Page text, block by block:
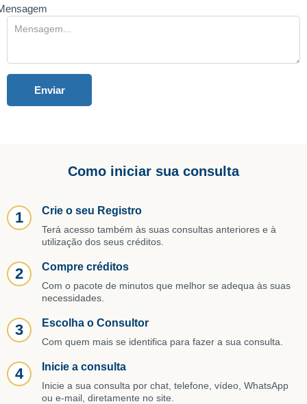
Enviar
Como iniciar sua consulta
1 Crie o seu Registro
Terá acesso também às suas consultas anteriores e à
utilização dos seus créditos.
2 Compre créditos
Com o pacote de minutos que melhor se adequa às suas
necessidades.
3 Escolha o Consultor
Com quem mais se identifica para fazer a sua consulta.
4 Inicie a consulta
Inicie a sua consulta por chat, telefone, vídeo, WhatsApp
ou e-mail, diretamente no site.